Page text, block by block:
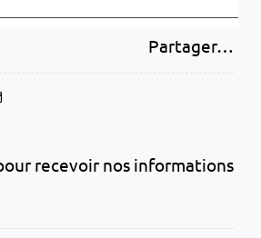
Partager…
recevoir nos informations